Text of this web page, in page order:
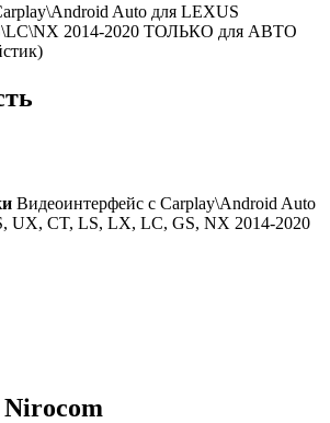
Auto для LEXUS
2014-2020 ТОЛЬКО для АВТО
Видеоинтерфейс с Carplay\Android Auto
UX, CT, LS, LX, LC, GS, NX 2014-2020